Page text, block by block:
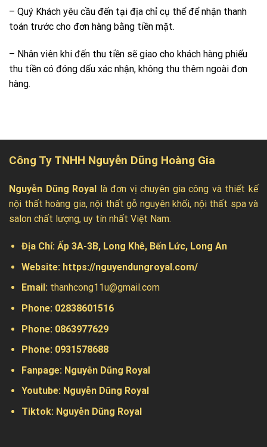
– Quý Khách yêu cầu đến tại địa chỉ cụ thể để nhận thanh
toán trước cho đơn hàng bằng tiền mặt.
– Nhân viên khi đến thu tiền sẽ giao cho khách hàng phiếu
thu tiền có đóng dấu xác nhận, không thu thêm ngoài đơn
hàng.
Công Ty TNHH Nguyễn Dũng Hoàng Gia
Nguyễn Dũng Royal
là đơn vị chuyên gia công và thiết kế
nội thất hoàng gia, nội thất gỗ nguyên khối, nội thất spa và
salon chất lượng, uy tín nhất Việt Nam.
Địa Chỉ: Ấp 3A-3B, Long Khê, Bến Lức, Long An
Website: https://nguyendungroyal.com/
Email: thanhcong11u@gmail.com
Phone: 02838601516
Phone: 0863977629
Phone: 0931578688
Fanpage: Nguyễn Dũng Royal
Youtube: Nguyễn Dũng Royal
Tiktok: Nguyễn Dũng Royal